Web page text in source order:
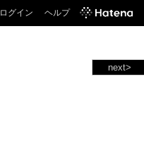
ログイン ヘルプ
next>